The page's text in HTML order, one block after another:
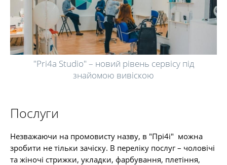
"Pri4a Studio" – новий рівень сервісу під
знайомою вивіскою
Послуги
Незважаючи на промовисту назву, в "Прі4і" можна
зробити не тільки зачіску. В переліку послуг – чоловічі
та жіночі стрижки, укладки, фарбування, плетіння,